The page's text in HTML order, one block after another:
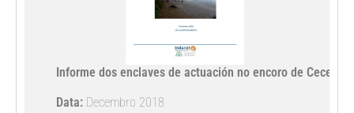
Informe dos enclaves de actuación no encoro de Cecebre
Data: Decembro 2018